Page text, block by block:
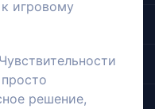
игровому
решение,